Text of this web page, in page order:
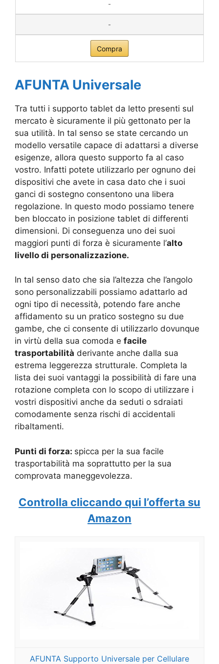
-
-
Compra
AFUNTA Universale
Tra tutti i supporto tablet da letto presenti sul
mercato è sicuramente il più gettonato per la
sua utilità. In tal senso se state cercando un
modello versatile capace di adattarsi a diverse
esigenze, allora questo supporto fa al caso
vostro. Infatti potete utilizzarlo per ognuno dei
dispositivi che avete in casa dato che i suoi
ganci di sostegno consentono una libera
regolazione. In questo modo possiamo tenere
ben bloccato in posizione tablet di differenti
dimensioni. Di conseguenza uno dei suoi
maggiori punti di forza è sicuramente l’alto
livello di personalizzazione.
In tal senso dato che sia l’altezza che l’angolo
sono personalizzabili possiamo adattarlo ad
ogni tipo di necessità, potendo fare anche
affidamento su un pratico sostegno su due
gambe, che ci consente di utilizzarlo dovunque
in virtù della sua comoda e facile
trasportabilità derivante anche dalla sua
estrema leggerezza strutturale. Completa la
lista dei suoi vantaggi la possibilità di fare una
rotazione completa con lo scopo di utilizzare i
vostri dispositivi anche da seduti o sdraiati
comodamente senza rischi di accidentali
ribaltamenti.
Punti di forza: spicca per la sua facile
trasportabilità ma soprattutto per la sua
comprovata maneggevolezza.
Controlla cliccando qui l’offerta su
Amazon
AFUNTA Supporto Universale per Cellulare